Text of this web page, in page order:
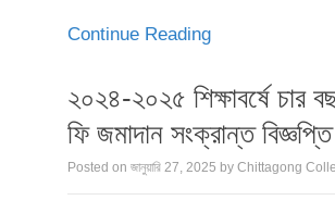
Continue Reading
২০২৪-২০২৫ শিক্ষাবর্ষে চার
ফি জমাদান সংক্রান্ত বিজ্ঞপ্তি
Posted on জানুয়ারি 27, 2025 by Chittagong